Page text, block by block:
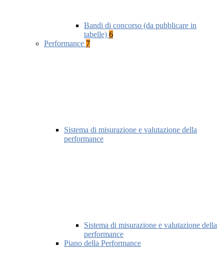
Bandi di concorso (da pubblicare in
tabelle) 6
Performance 7
Sistema di misurazione e valutazione della
performance
Sistema di misurazione e valutazione della
performance
Piano della Performance